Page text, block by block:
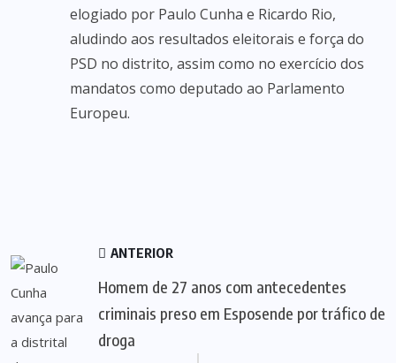
elogiado por Paulo Cunha e Ricardo Rio,
aludindo aos resultados eleitorais e força do
PSD no distrito, assim como no exercício dos
mandatos como deputado ao Parlamento
Europeu.
ANTERIOR
Homem de 27 anos com antecedentes
criminais preso em Esposende por tráfico de
droga